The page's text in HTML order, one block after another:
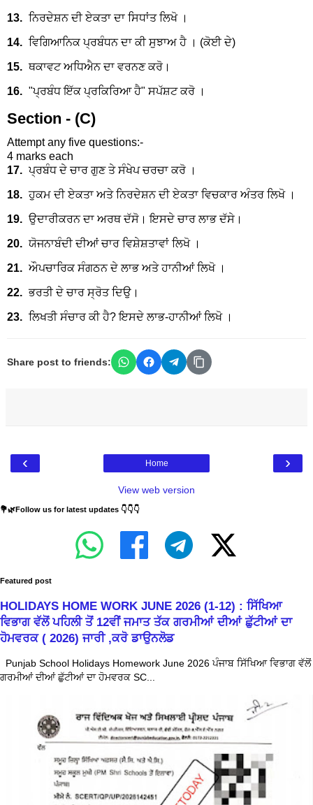
13. ਨਿਰਦੇਸ਼ਨ ਦੀ ਏਕਤਾ ਦਾ ਸਿਧਾਂਤ ਲਿਖੋ ।
14. ਵਿਗਿਆਨਿਕ ਪ੍ਰਬੰਧਨ ਦਾ ਕੀ ਸੁਝਾਅ ਹੈ । (ਕੋਈ ਦੇ)
15. ਥਕਾਵਟ ਅਧਿਐਨ ਦਾ ਵਰਨਣ ਕਰੋ।
16. "ਪ੍ਰਬੰਧ ਇੱਕ ਪ੍ਰਕਿਰਿਆ ਹੈ" ਸਪੱਸ਼ਟ ਕਰੋ ।
Section - (C)
Attempt any five questions:-
4 marks each
17. ਪ੍ਰਬੰਧ ਦੇ ਚਾਰ ਗੁਣ ਤੇ ਸੰਖੇਪ ਚਰਚਾ ਕਰੋ ।
18. ਹੁਕਮ ਦੀ ਏਕਤਾ ਅਤੇ ਨਿਰਦੇਸ਼ਨ ਦੀ ਏਕਤਾ ਵਿਚਕਾਰ ਅੰਤਰ ਲਿਖੋ ।
19. ਉਦਾਰੀਕਰਨ ਦਾ ਅਰਥ ਦੱਸੋ। ਇਸਦੇ ਚਾਰ ਲਾਭ ਦੱਸੇ।
20. ਯੋਜਨਾਬੰਦੀ ਦੀਆਂ ਚਾਰ ਵਿਸ਼ੇਸ਼ਤਾਵਾਂ ਲਿਖੋ ।
21. ਔਪਚਾਰਿਕ ਸੰਗਠਨ ਦੇ ਲਾਭ ਅਤੇ ਹਾਨੀਆਂ ਲਿਖੋ ।
22. ਭਰਤੀ ਦੇ ਚਾਰ ਸ੍ਰੋਤ ਦਿਉ।
23. ਲਿਖਤੀ ਸੰਚਾਰ ਕੀ ਹੈ? ਇਸਦੇ ਲਾਭ-ਹਾਨੀਆਂ ਲਿਖੋ ।
Share post to friends:
‹ ›
Home
View web version
💐🌿Follow us for latest updates 👇👇👇
Featured post
HOLIDAYS HOME WORK JUNE 2026 (1-12) : ਸਿੱਖਿਆ
ਵਿਭਾਗ ਵੱਲੋਂ ਪਹਿਲੀ ਤੋਂ 12ਵੀਂ ਜਮਾਤ ਤੱਕ ਗਰਮੀਆਂ ਦੀਆਂ ਛੁੱਟੀਆਂ ਦਾ
ਹੋਮਵਰਕ ( 2026) ਜਾਰੀ ,ਕਰੋ ਡਾਉਨਲੋਡ
Punjab School Holidays Homework June 2026 ਪੰਜਾਬ ਸਿੱਖਿਆ ਵਿਭਾਗ ਵੱਲੋਂ
ਗਰਮੀਆਂ ਦੀਆਂ ਛੁੱਟੀਆਂ ਦਾ ਹੋਮਵਰਕ SC...